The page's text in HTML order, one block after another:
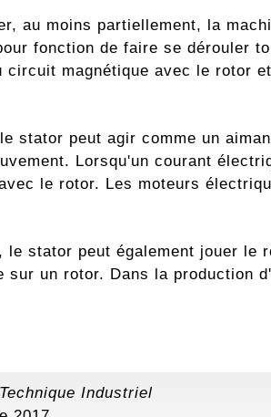
au moins partiellement, la
fonction de faire se dérouler
magnétique avec le rotor
stator peut agir comme un
Lorsqu'un courant
le rotor. Les moteurs
stator peut également jouer le
sur un rotor. Dans la production
Industriel